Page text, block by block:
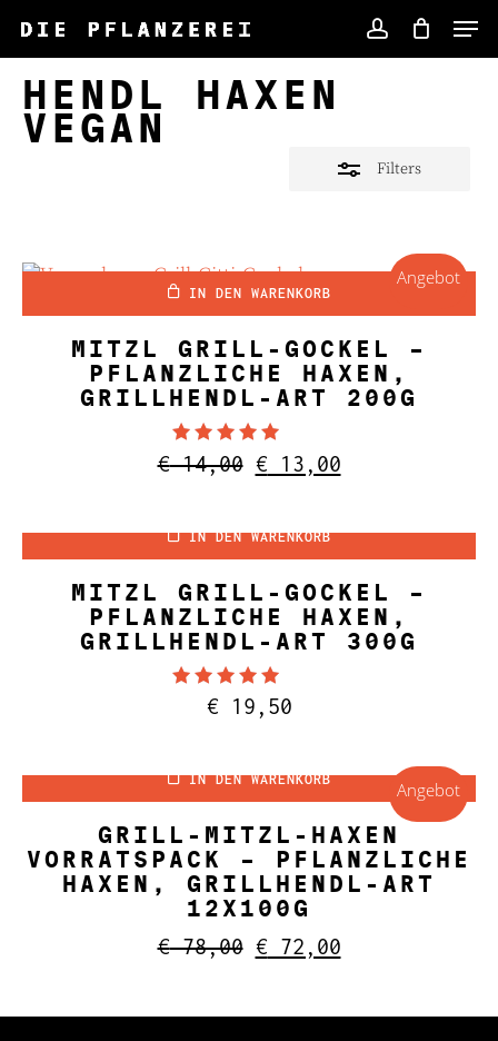
main
content
HENDL HAXEN
VEGAN
Filters
Angebot
IN DEN WARENKORB
MITZL GRILL-GOCKEL –
PFLANZLICHE HAXEN,
GRILLHENDL-ART 200G
Bewertet mit
4.00
€14,00 Ursprünglicher
€ 14,00
€ 13,00Aktueller
IN DEN WARENKORB
MITZL GRILL-GOCKEL –
PFLANZLICHE HAXEN,
GRILLHENDL-ART 300G
Bewertet mit
5.00
€ 19,50
Angebot
IN DEN WARENKORB
GRILL-MITZL-HAXEN
VORRATSPACK – PFLANZLICHE
HAXEN, GRILLHENDL-ART
12X100G
€78,00 Ursprünglicher
€ 78,00
€ 72,00Aktueller
€ 72,00.
Close